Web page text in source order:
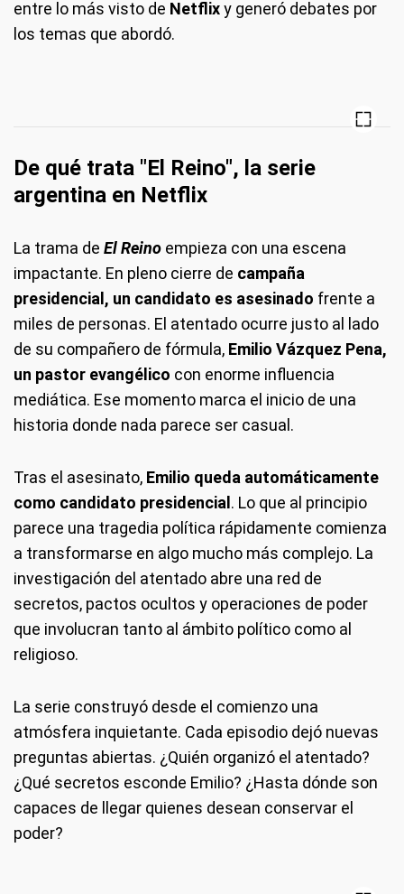
entre lo más visto de Netflixy generó debates por
los temas que abordó.
De qué trata "El Reino", la serie
argentina en Netflix
La trama de El Reino empieza con una escena
impactante. En pleno cierre de campaña
presidencial, un candidato es asesinado frente a
miles de personas. El atentado ocurre justo al lado
de su compañero de fórmula, Emilio Vázquez Pena,
un pastor evangélico con enorme influencia
mediática. Ese momento marca el inicio de una
historia donde nada parece ser casual.
Tras el asesinato, Emilio queda automáticamente
como candidato presidencial . Lo que al principio
parece una tragedia política rápidamente comienza
a transformarse en algo mucho más complejo. La
investigación del atentado abre una red de
secretos, pactos ocultos y operaciones de poder
que involucran tanto al ámbito político como al
religioso.
La serie construyó desde el comienzo una
atmósfera inquietante. Cada episodio dejó nuevas
preguntas abiertas. ¿Quién organizó el atentado?
¿Qué secretos esconde Emilio? ¿Hasta dónde son
capaces de llegar quienes desean conservar el
poder?